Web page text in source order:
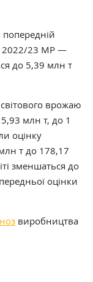
попередній
2022/23 МР —
до 5,39 млн т
врожаю
млн т, до 1
оцінку
т до 178,17
зменшаться до
оцінки
виробництва